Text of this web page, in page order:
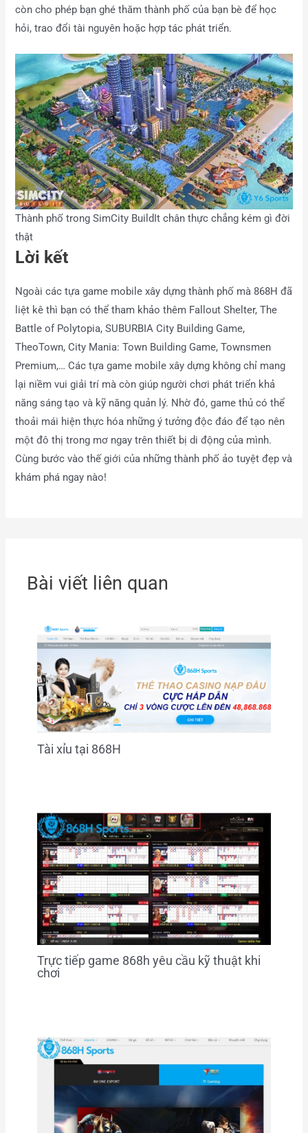
còn cho phép bạn ghé thăm thành phố của bạn bè để học
hỏi, trao đổi tài nguyên hoặc hợp tác phát triển.
Thành phố trong SimCity BuildIt chân thực chẳng kém gì đời
thật
Lời kết
Ngoài các tựa game mobile xây dựng thành phố mà 868H đã
liệt kê thì bạn có thể tham khảo thêm Fallout Shelter, The
Battle of Polytopia, SUBURBIA City Building Game,
TheoTown, City Mania: Town Building Game, Townsmen
Premium,… Các tựa game mobile xây dựng không chỉ mang
lại niềm vui giải trí mà còn giúp người chơi phát triển khả
năng sáng tạo và kỹ năng quản lý. Nhờ đó, game thủ có thể
thoải mái hiện thực hóa những ý tưởng độc đáo để tạo nên
một đô thị trong mơ ngay trên thiết bị di động của mình.
Cùng bước vào thế giới của những thành phố ảo tuyệt đẹp và
khám phá ngay nào!
Bài viết liên quan
Tài xỉu tại 868H
Trực tiếp game 868h yêu cầu kỹ thuật khi
chơi